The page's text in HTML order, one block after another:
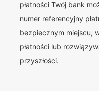
płatności Twój bank
numer referencyjny
bezpiecznym miejscu,
płatności lub
przyszłości.